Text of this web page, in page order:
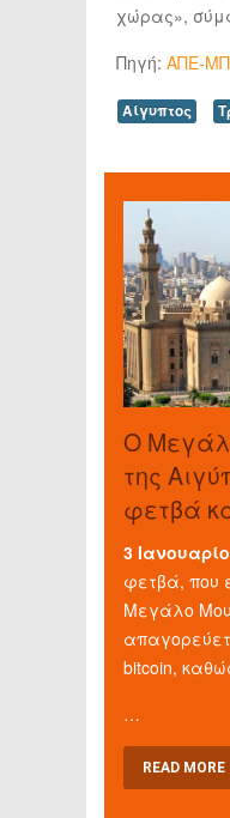
χώρας»,
Πηγή: ΑΠΕ-
Αίγυπτος
O
της
φετβά
3
φετβά, που
Μεγάλο
bitcoin,
…
READ MORE